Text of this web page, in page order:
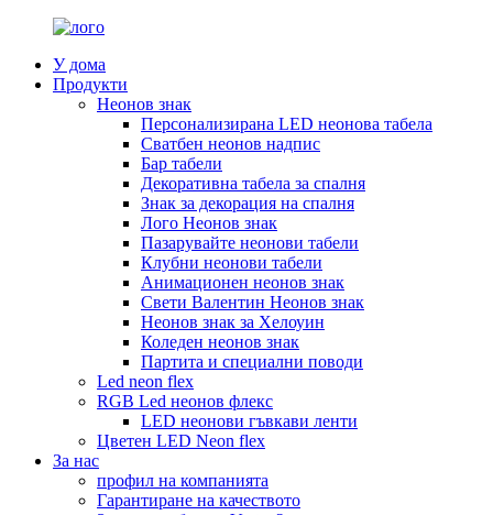
У дома
Продукти
Неонов знак
Персонализирана LED неонова табела
Сватбен неонов надпис
Бар табели
Декоративна табела за спалня
Знак за декорация на спалня
Лого Неонов знак
Пазарувайте неонови табели
Клубни неонови табели
Анимационен неонов знак
Свети Валентин Неонов знак
Неонов знак за Хелоуин
Коледен неонов знак
Партита и специални поводи
Led neon flex
RGB Led неонов флекс
LED неонови гъвкави ленти
Цветен LED Neon flex
За нас
профил на компанията
Гарантиране на качеството